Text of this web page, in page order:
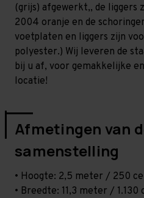
(grijs) afgewerkt,, de liggers
2004 oranje en de
voetplaten en liggers zijn
polyester.) Wij leveren de
bij u af, voor gemakkelijke
locatie!
Afmetingen van
samenstelling
• Hoogte: 2,5 meter / 250
• Breedte: 11,3 meter /